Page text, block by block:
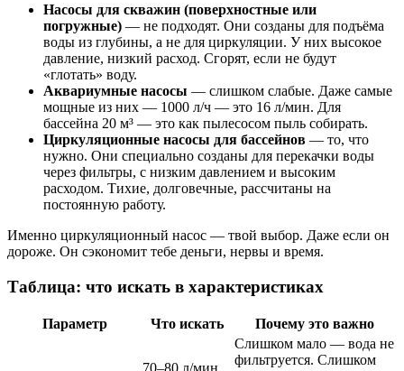
Насосы для скважин (поверхностные или
погружные) — не подходят. Они созданы для подъёма
воды из глубины, а не для циркуляции. У них высокое
давление, низкий расход. Сгорят, если не будут
«глотать» воду.
Аквариумные насосы — слишком слабые. Даже самые
мощные из них — 1000 л/ч — это 16 л/мин. Для
бассейна 20 м³ — это как пылесосом пыль собирать.
Циркуляционные насосы для бассейнов — то, что
нужно. Они специально созданы для перекачки воды
через фильтры, с низким давлением и высоким
расходом. Тихие, долговечные, рассчитаны на
постоянную работу.
Именно циркуляционный насос — твой выбор. Даже если он
дороже. Он сэкономит тебе деньги, нервы и время.
Таблица: что искать в характеристиках
Параметр Что искать Почему это важно
Слишком мало — вода не
фильтруется. Слишком